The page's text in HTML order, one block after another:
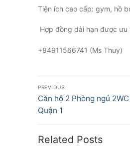
Tiện ích cao cấp: gym, hồ
Hợp đồng dài hạn được
+84911566741 (Ms Thuy)
Điều
hướng
bài
viết
PREVIOUS
Previous
post:
Căn hộ 2 Phòng ngủ
Quận 1
Related Posts